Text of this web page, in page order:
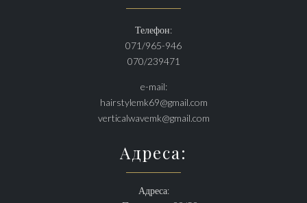
Телефон:
071/965-946
070/239471
e-mail:
hairstylemk69@gmail.com
verticalwavemk@gmail.com
Адреса:
Адреса: